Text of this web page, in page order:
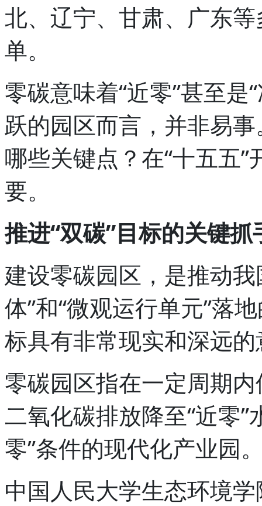
北、辽宁、甘肃、广东
单。
零碳意味着“近零”甚至
跃的园区而言，并非易
哪些关键点？在“十五五
要。
推进“双碳”目标的关键抓
建设零碳园区，是推动
体”和“微观运行单元”落
标具有非常现实和深远
零碳园区指在一定周期
二氧化碳排放降至“近零
零”条件的现代化产业园
中国人民大学生态环境